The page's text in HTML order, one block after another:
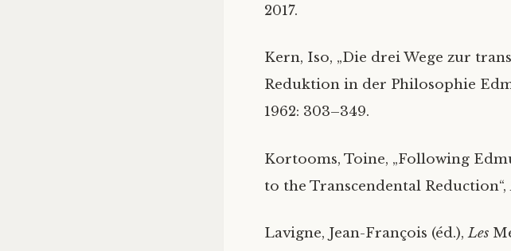
2017.
Kern, Iso, „Die drei Wege zur
Reduktion in der Philosophie
1962: 303–349.
Kortooms, Toine, „Following
to the Transcendental Reduction“,
Lavigne, Jean-François (éd.),Les